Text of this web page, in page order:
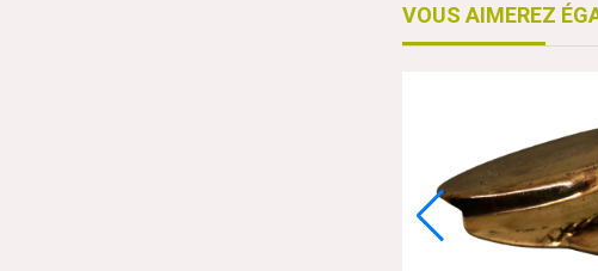
VOUS AIMEREZ